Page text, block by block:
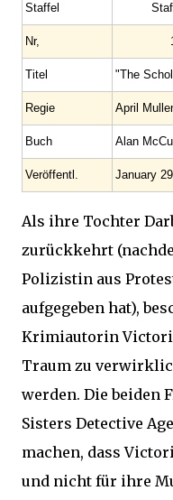
Staffel
Nr,
Titel "The
Regie April
Buch Alan
Veröffentl. January
Als ihre Tochter
zurückkehrt
Polizistin aus
aufgegeben hat),
Krimiautorin
Traum zu
werden. Die beiden
Sisters Detective
machen, dass
und nicht für ihre